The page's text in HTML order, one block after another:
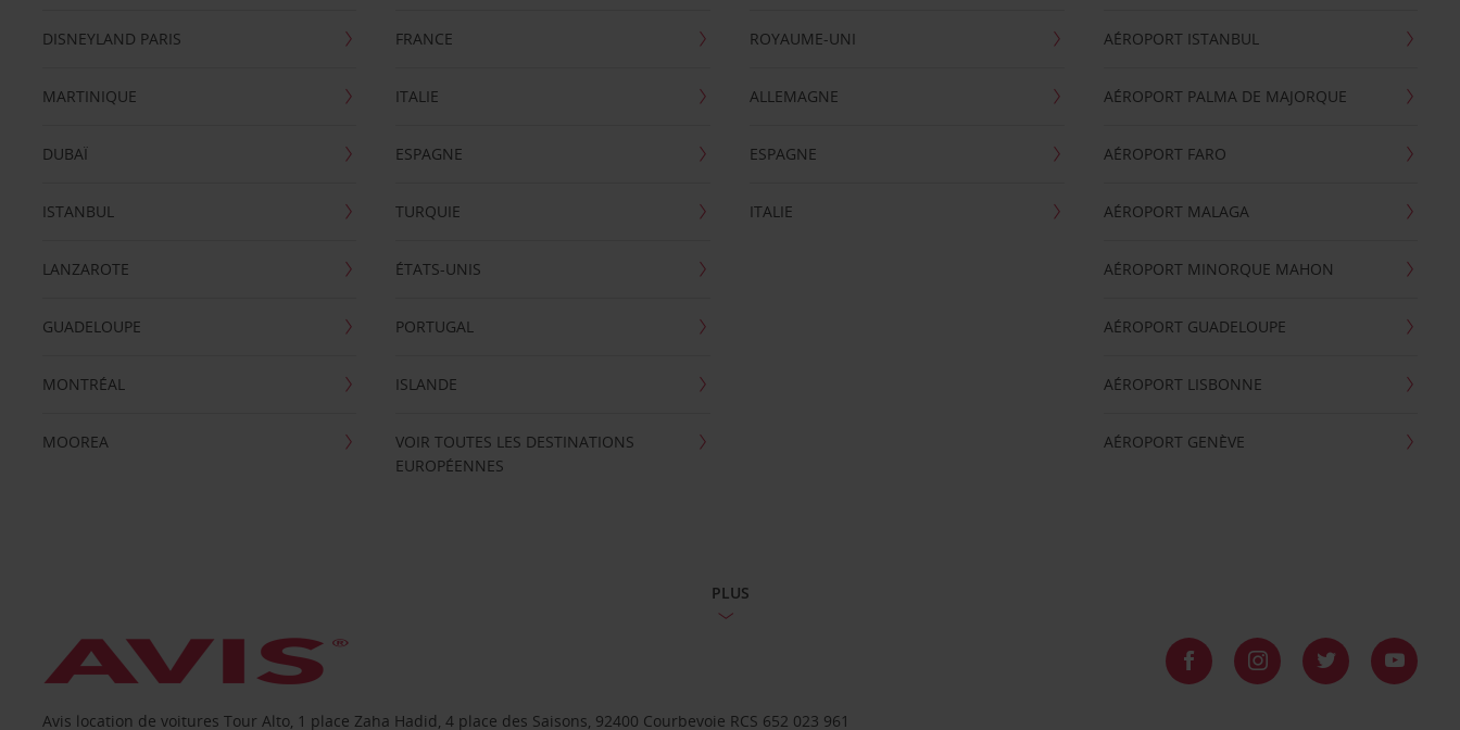
DISNEYLAND PARIS
MARTINIQUE
DUBAÏ
ISTANBUL
LANZAROTE
GUADELOUPE
MONTRÉAL
MOOREA
FRANCE
ITALIE
ESPAGNE
TURQUIE
ÉTATS-UNIS
PORTUGAL
ISLANDE
VOIR TOUTES LES DESTINATIONS
EUROPÉENNES
ROYAUME-UNI
ALLEMAGNE
ESPAGNE
ITALIE
AÉROPORT ISTANBUL
AÉROPORT PALMA DE MAJORQUE
AÉROPORT FARO
AÉROPORT MALAGA
AÉROPORT MINORQUE MAHON
AÉROPORT GUADELOUPE
AÉROPORT LISBONNE
AÉROPORT GENÈVE
PLUS
Avis location de voitures Tour Alto, 1 place Zaha Hadid, 4 place des Saisons, 92400 Courbevoie RCS 652 023 961